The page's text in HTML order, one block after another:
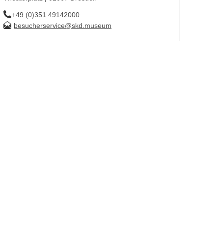
+49 (0)351 49142000
besucherservice@skd.museum